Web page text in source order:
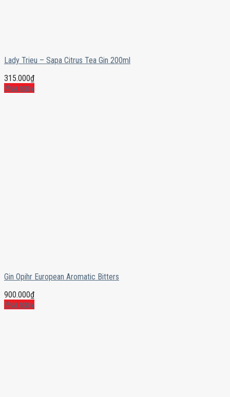
Lady Trieu – Sapa Citrus Tea Gin 200ml
315.000₫
Mua ngay
Gin Opihr European Aromatic Bitters
900.000₫
Mua ngay